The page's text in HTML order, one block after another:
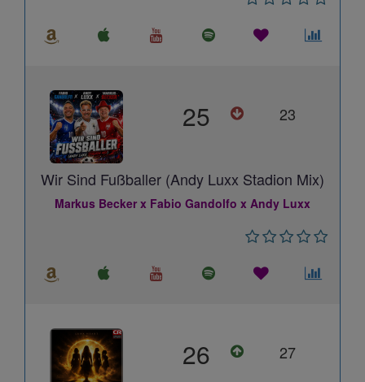
25 23
Wir Sind Fußballer (Andy Luxx Stadion Mix)
Markus Becker x Fabio Gandolfo x Andy Luxx
26 27